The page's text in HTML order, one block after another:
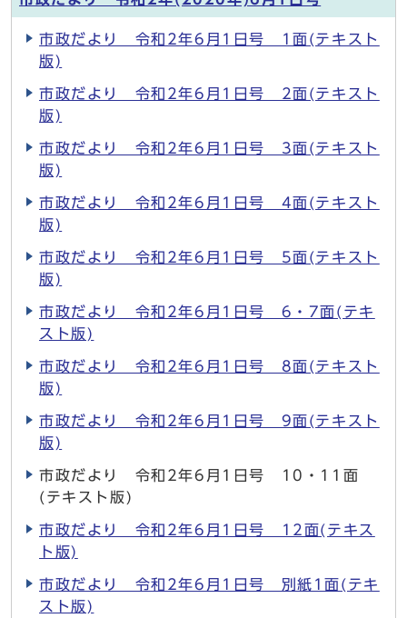
市政だより 令和2年6月1日号 1面(テキスト
版)
市政だより 令和2年6月1日号 2面(テキスト
版)
市政だより 令和2年6月1日号 3面(テキスト
版)
市政だより 令和2年6月1日号 4面(テキスト
版)
市政だより 令和2年6月1日号 5面(テキスト
版)
市政だより 令和2年6月1日号 6・7面(テキ
スト版)
市政だより 令和2年6月1日号 8面(テキスト
版)
市政だより 令和2年6月1日号 9面(テキスト
版)
市政だより 令和2年6月1日号 10・11面
(テキスト版)
市政だより 令和2年6月1日号 12面(テキス
ト版)
市政だより 令和2年6月1日号 別紙1面(テキ
スト版)